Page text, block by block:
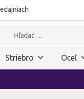
Striebro Oceľ